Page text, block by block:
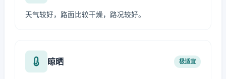
天气较好，路面比较干燥，路况较好。
晾晒 极适宜